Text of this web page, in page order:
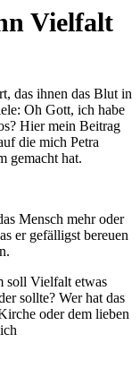
Vielfalt
das ihnen das Blut in
Oh Gott, ich habe
Hier mein Beitrag
die mich Petra
gemacht hat.
Mensch mehr oder
er gefälligst bereuen
soll Vielfalt etwas
sollte? Wer hat das
oder dem lieben